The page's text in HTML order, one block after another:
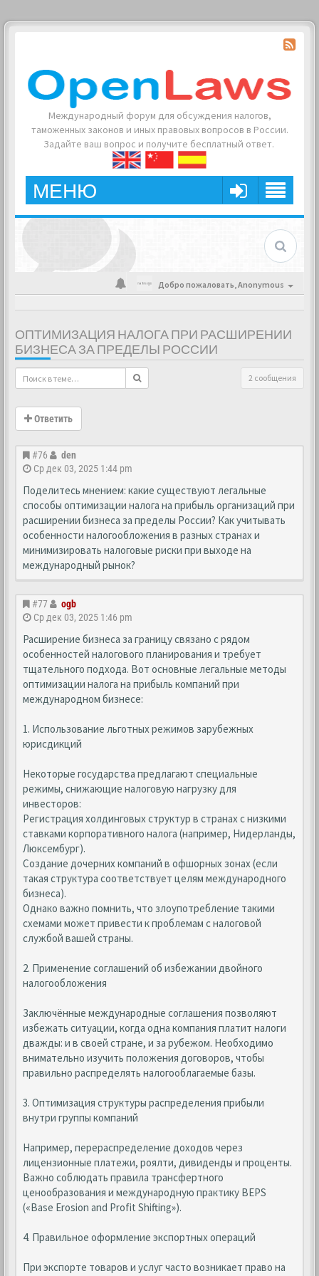
Международный форум для обсуждения налогов,
таможенных законов и иных правовых вопросов в России.
Задайте ваш вопрос и получите бесплатный ответ.
МЕНЮ
Добро пожаловать,Anonymous
ОПТИМИЗАЦИЯ НАЛОГА ПРИ РАСШИРЕНИИ
БИЗНЕСА ЗА ПРЕДЕЛЫ РОССИИ
2 сообщения
Ответить
#76
den
Ср дек 03, 2025 1:44 pm
Поделитесь мнением: какие существуют легальные
способы оптимизации налога на прибыль организаций при
расширении бизнеса за пределы России? Как учитывать
особенности налогообложения в разных странах и
минимизировать налоговые риски при выходе на
международный рынок?
#77
ogb
Ср дек 03, 2025 1:46 pm
Расширение бизнеса за границу связано с рядом
особенностей налогового планирования и требует
тщательного подхода. Вот основные легальные методы
оптимизации налога на прибыль компаний при
международном бизнесе:
1. Использование льготных режимов зарубежных
юрисдикций
Некоторые государства предлагают специальные
режимы, снижающие налоговую нагрузку для
инвесторов:
Регистрация холдинговых структур в странах с низкими
ставками корпоративного налога (например, Нидерланды,
Люксембург).
Создание дочерних компаний в офшорных зонах (если
такая структура соответствует целям международного
бизнеса).
Однако важно помнить, что злоупотребление такими
схемами может привести к проблемам с налоговой
службой вашей страны.
2. Применение соглашений об избежании двойного
налогообложения
Заключённые международные соглашения позволяют
избежать ситуации, когда одна компания платит налоги
дважды: и в своей стране, и за рубежом. Необходимо
внимательно изучить положения договоров, чтобы
правильно распределять налогооблагаемые базы.
3. Оптимизация структуры распределения прибыли
внутри группы компаний
Например, перераспределение доходов через
лицензионные платежи, роялти, дивиденды и проценты.
Важно соблюдать правила трансфертного
ценообразования и международную практику BEPS
(«Base Erosion and Profit Shifting»).
4. Правильное оформление экспортных операций
При экспорте товаров и услуг часто возникает право на